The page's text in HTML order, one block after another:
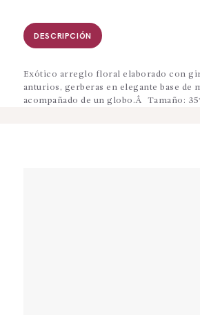
DESCRIPCIÓN
Exótico arreglo floral elaborado con
anturios, gerberas en elegante base de
acompañado de un globo.Â Tamaño: